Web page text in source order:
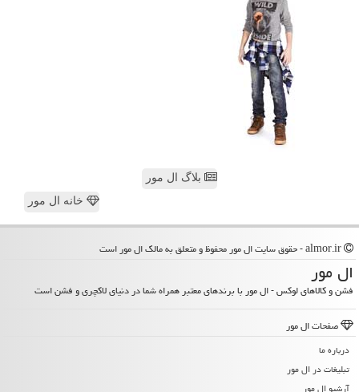
بلاگ ال مور
خانه ال مور
ال مور
فشن و کالاهای لوکس - ال مور با برندهای معتبر همراه شما در دنیای لاکچری و فشن است
صفحات ال مور
درباره ما
تبلیغات در ال مور
آرشیو ال مور